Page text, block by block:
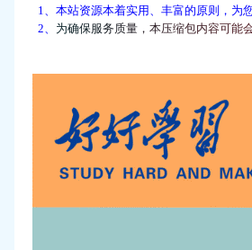
1、本站资源本着实用、丰富的原则，为
2、 为确保服务质量 ， 本压缩包内容可能